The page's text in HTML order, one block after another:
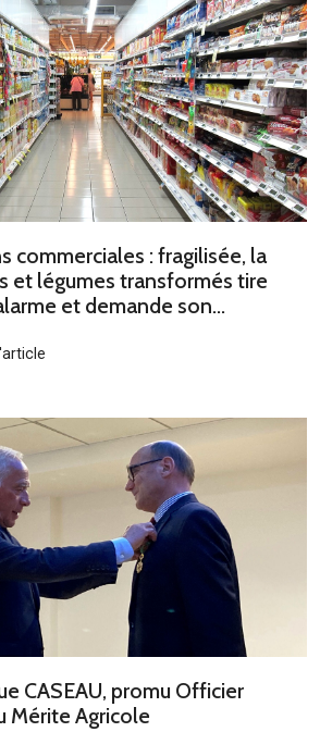
commerciales : fragilisée, la
et légumes transformés tire
et demande son
CASEAU, promu Officier
Mérite Agricole